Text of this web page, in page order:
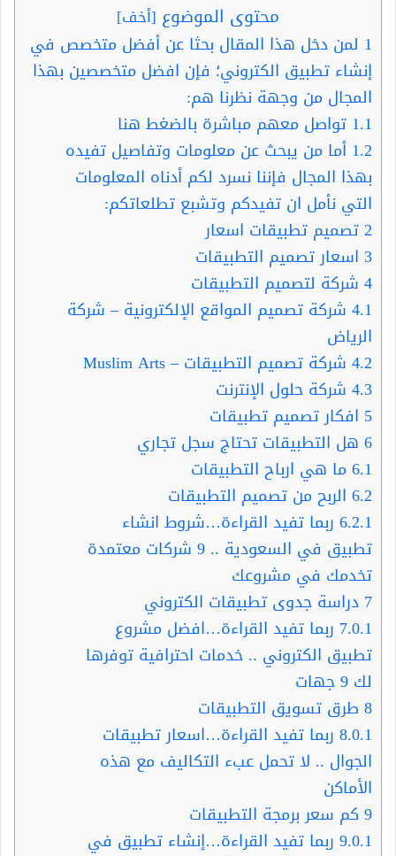
محتوى الموضوع [أخف]
1 لمن دخل هذا المقال بحثا عن أفضل متخصص في
إنشاء تطبيق الكتروني؛ فإن افضل متخصصين بهذا
المجال من وجهة نظرنا هم:
1.1 تواصل معهم مباشرة بالضغط هنا
1.2 أما من يبحث عن معلومات وتفاصيل تفيده
بهذا المجال فإننا نسرد لكم أدناه المعلومات
التي نأمل ان تفيدكم وتشبع تطلعاتكم:
2تصميم تطبيقات اسعار
3 اسعار تصميم التطبيقات
4 شركة لتصميم التطبيقات
4.1 شركة تصميم المواقع الإلكترونية – شركة
الرياض
4.2 شركة تصميم التطبيقات – Muslim Arts
4.3 شركة حلول الإنترنت
5 افكار تصميم تطبيقات
6 هل التطبيقات تحتاج سجل تجاري
6.1ما هي ارباح التطبيقات
6.2 الربح من تصميم التطبيقات
6.2.1 ربما تفيد القراءة…شروط انشاء
تطبيق في السعودية .. 9 شركات معتمدة
تخدمك في مشروعك
7 دراسة جدوى تطبيقات الكتروني
7.0.1 ربما تفيد القراءة…افضل مشروع
تطبيق الكتروني .. خدمات احترافية توفرها
لك 9 جهات
8 طرق تسويق التطبيقات
8.0.1 ربما تفيد القراءة…اسعار تطبيقات
الجوال .. لا تحمل عبء التكاليف مع هذه
الأماكن
9 كم سعر برمجة التطبيقات
9.0.1 ربما تفيد القراءة…إنشاء تطبيق في